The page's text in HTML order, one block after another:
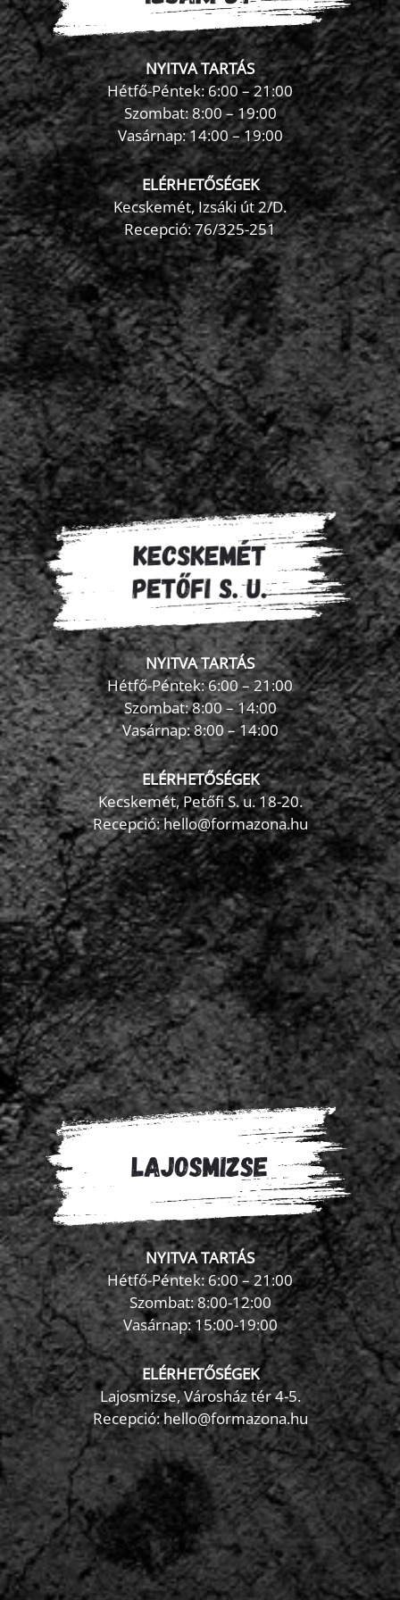
NYITVA TARTÁS
Hétfő-Péntek: 6:00 – 21:00
Szombat: 8:00 – 19:00
Vasárnap: 14:00 – 19:00
ELÉRHETŐSÉGEK
Kecskemét, Izsáki út 2/D.
Recepció:76/325-251
NYITVA TARTÁS
Hétfő-Péntek: 6:00 – 21:00
Szombat: 8:00 – 14:00
Vasárnap: 8:00 – 14:00
ELÉRHETŐSÉGEK
Kecskemét, Petőfi S. u. 18-20.
Recepció: hello@formazona.hu
NYITVA TARTÁS
Hétfő-Péntek: 6:00 – 21:00
Szombat: 8:00-12:00
Vasárnap: 15:00-19:00
ELÉRHETŐSÉGEK
Lajosmizse, Városház tér 4-5.
Recepció:hello@formazona.hu
FormaZona chatbot ×